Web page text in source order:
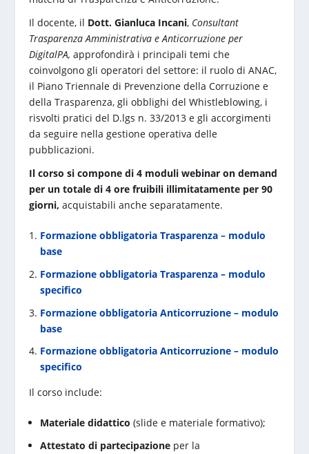
Il docente, il Dott. Gianluca Incani, Consultant
Trasparenza Amministrativa e Anticorruzione per
DigitalPA, approfondirà i principali temi che
coinvolgono gli operatori del settore: il ruolo di ANAC,
il Piano Triennale di Prevenzione della Corruzione e
della Trasparenza, gli obblighi del Whistleblowing, i
risvolti pratici del D.lgs n. 33/2013 e gli accorgimenti
da seguire nella gestione operativa delle
pubblicazioni.
Il corso si compone di 4 moduli webinar on demand
per un totale di 4 ore fruibili illimitatamente per 90
giorni,acquistabili anche separatamente.
Formazione obbligatoria Trasparenza – modulo
base
Formazione obbligatoria Trasparenza – modulo
specifico
Formazione obbligatoria Anticorruzione – modulo
base
Formazione obbligatoria Anticorruzione – modulo
specifico
Il corso include:
Materiale didattico (slide e materiale formativo);
Attestato di partecipazione per la